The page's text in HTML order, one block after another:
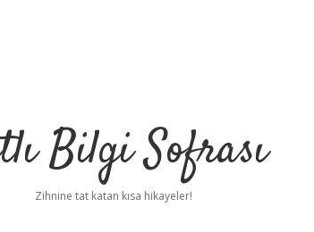
Bilgi Sofrası
Zihnine tat katan kısa hikayeler!